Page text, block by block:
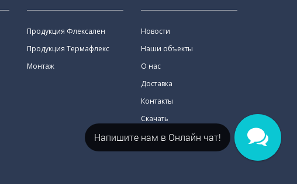
Продукция Флексален
Продукция Термафлекс
Монтаж
Новости
Наши объекты
О нас
Доставка
Контакты
Скачать
Напишите нам в Онлайн чат!